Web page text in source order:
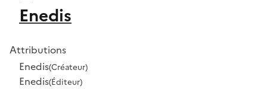
Enedis
Attributions
Enedis(Créateur)
Enedis(Éditeur)